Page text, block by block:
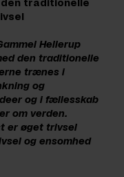
den traditionelle
Hellerup
den traditionelle
trænes i
og
og i fællesskab
om verden.
er øget trivsel
og ensomhed